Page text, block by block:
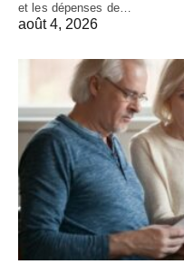
et les dépenses de…
août 4, 2026